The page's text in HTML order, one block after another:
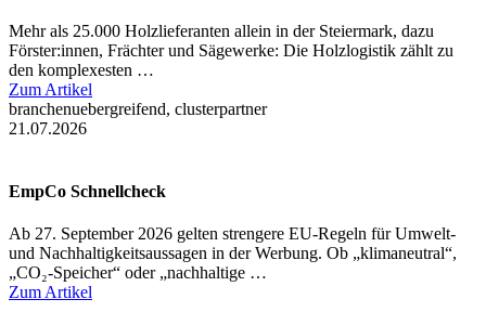
Mehr als 25.000 Holzlieferanten allein in der Steiermark, dazu
Förster:innen, Frächter und Sägewerke: Die Holzlogistik zählt zu
den komplexesten …
Zum Artikel
branchenuebergreifend, clusterpartner
21.07.2026
EmpCo Schnellcheck
Ab 27. September 2026 gelten strengere EU-Regeln für Umwelt-
und Nachhaltigkeitsaussagen in der Werbung. Ob „klimaneutral“,
„CO₂-Speicher“ oder „nachhaltige …
Zum Artikel